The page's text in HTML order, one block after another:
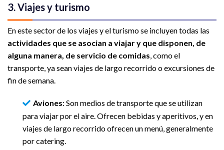
3. Viajes y turismo
En este sector de los viajes y el turismo se incluyen todas las
actividades que se asocian a viajar y que disponen, de
alguna manera, de servicio de comidas , como el
transporte, ya sean viajes de largo recorrido o excursiones de
fin de semana.
Aviones: Son medios de transporte que se utilizan
para viajar por el aire. Ofrecen bebidas y aperitivos, y en
viajes de largo recorrido ofrecen un menú, generalmente
por catering.